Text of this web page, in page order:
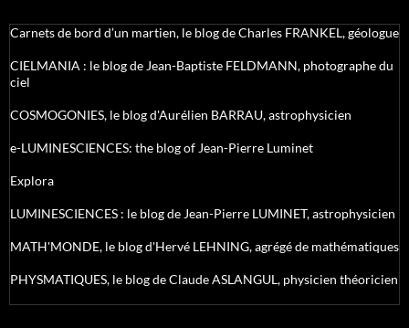
Carnets de bord d’un martien, le blog de Charles FRANKEL, géologue
CIELMANIA : le blog de Jean-Baptiste FELDMANN, photographe du
ciel
COSMOGONIES, le blog d'Aurélien BARRAU, astrophysicien
e-LUMINESCIENCES: the blog of Jean-Pierre Luminet
Explora
LUMINESCIENCES : le blog de Jean-Pierre LUMINET, astrophysicien
MATH'MONDE, le blog d'Hervé LEHNING, agrégé de mathématiques
PHYSMATIQUES, le blog de Claude ASLANGUL, physicien théoricien